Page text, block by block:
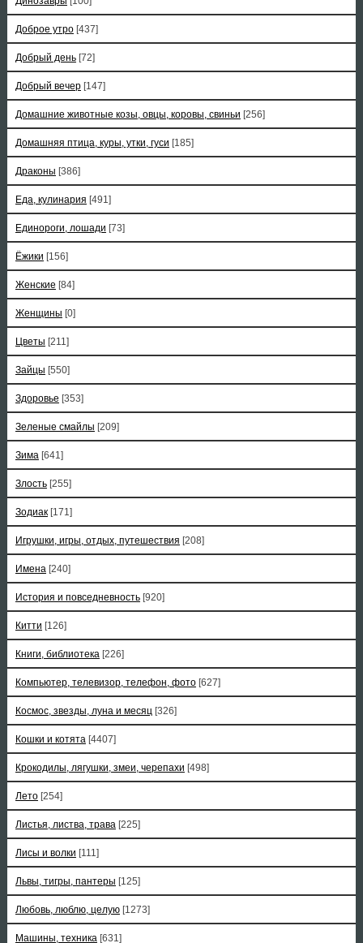
Доброе утро [437]
Добрый день [72]
Добрый вечер [147]
Домашние животные козы, овцы, коровы, свиньи [256]
Домашняя птица, куры, утки, гуси [185]
Драконы [386]
Еда, кулинария [491]
Единороги, лошади [73]
Ёжики [156]
Женские [84]
Женщины [0]
Цветы [211]
Зайцы [550]
Здоровье [353]
Зеленые смайлы [209]
Зима [641]
Злость [255]
Зодиак [171]
Игрушки, игры, отдых, путешествия [208]
Имена [240]
История и повседневность [920]
Китти [126]
Книги, библиотека [226]
Компьютер, телевизор, телефон, фото [627]
Космос, звезды, луна и месяц [326]
Кошки и котята [4407]
Крокодилы, лягушки, змеи, черепахи [498]
Лето [254]
Листья, листва, трава [225]
Лисы и волки [111]
Львы, тигры, пантеры [125]
Любовь, люблю, целую [1273]
Машины, техника [631]